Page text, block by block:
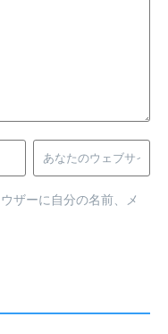
ザーに自分の名前、メ